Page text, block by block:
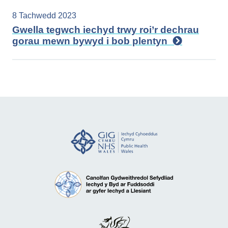
8 Tachwedd 2023
Gwella tegwch iechyd trwy roi’r dechrau
gorau mewn bywyd i bob plentyn